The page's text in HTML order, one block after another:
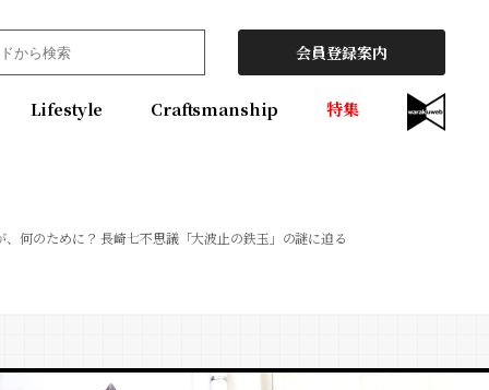
会員登録案内
Lifestyle Craftsmanship 特集
、何のために？ 長崎七不思議「大波止の鉄玉」の謎に迫る